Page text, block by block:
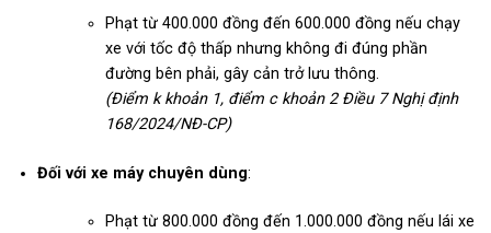
Phạt từ 400.000 đồng đến 600.000 đồng nếu chạy
xe với tốc độ thấp nhưng không đi đúng phần
đường bên phải, gây cản trở lưu thông.
(Điểm k khoản 1, điểm c khoản 2 Điều 7 Nghị định
168/2024/NĐ-CP)
Đối với xe máy chuyên dùng:
Phạt từ 800.000 đồng đến 1.000.000 đồng nếu lái xe